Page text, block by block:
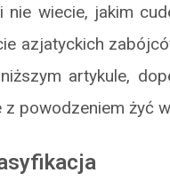
nie wiecie, jakim
azjatyckich
artykule,
z powodzeniem żyć